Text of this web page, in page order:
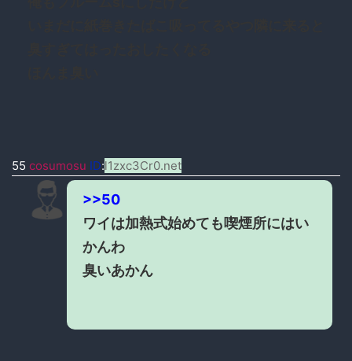
55 cosumosu ID:l1zxc3Cr0.net
>>50
ワイは加熱式始めても喫煙所にはい
かんわ
臭いあかん